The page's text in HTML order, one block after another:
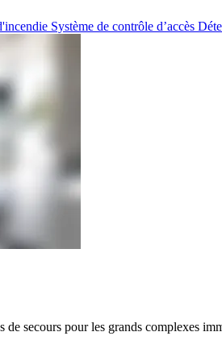
Système de contrôle d’accès
de secours pour les grands complexes